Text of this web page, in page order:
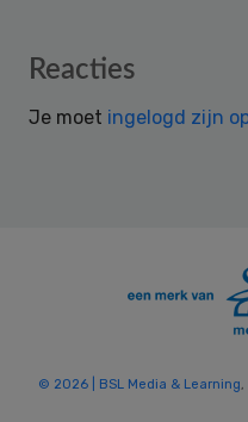
Reader
Reacties
Je moet ingelogd zijn
© 2026 | BSL Media & Learning